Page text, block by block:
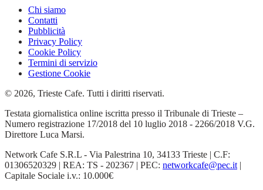
Chi siamo
Contatti
Pubblicità
Privacy Policy
Cookie Policy
Termini di servizio
Gestione Cookie
© 2026, Trieste Cafe. Tutti i diritti riservati.
Testata giornalistica online iscritta presso il Tribunale di Trieste –
Numero registrazione 17/2018 del 10 luglio 2018 - 2266/2018 V.G.
Direttore Luca Marsi.
Network Cafe S.R.L - Via Palestrina 10, 34133 Trieste | C.F:
01306520329 | REA: TS - 202367 | PEC: networkcafe@pec.it |
Capitale Sociale i.v.: 10.000€